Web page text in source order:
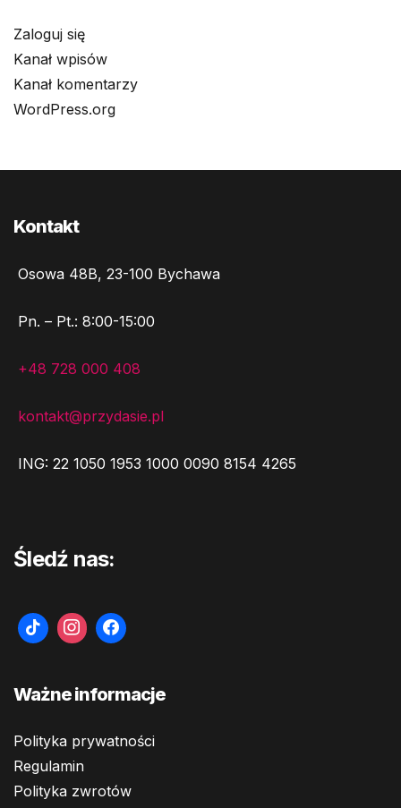
Zaloguj się
Kanał wpisów
Kanał komentarzy
WordPress.org
Kontakt
Osowa 48B, 23-100 Bychawa
Pn. – Pt.: 8:00-15:00
+48 728 000 408
kontakt@przydasie.pl
ING: 22 1050 1953 1000 0090 8154 4265
Śledź nas:
Ważne informacje
Polityka prywatności
Regulamin
Polityka zwrotów